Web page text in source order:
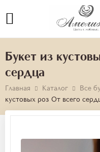
Букет из
сердца
Главная Каталог Все
кустовых роз От всего